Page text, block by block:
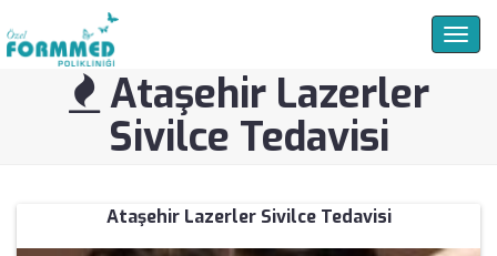
Ataşehir Lazerler
Sivilce Tedavisi
Ataşehir Lazerler Sivilce Tedavisi